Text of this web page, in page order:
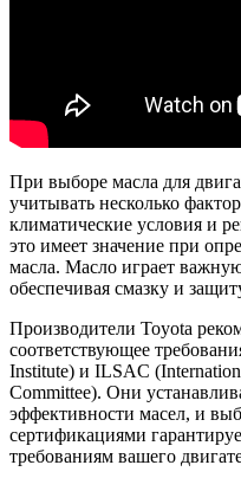
При выборе масла для
учитывать несколько
климатические условия и
это имеет значение при
масла. Масло играет
обеспечивая смазку и
Производители Toyota
соответствующее
Institute) и ILSAC
Committee). Они
эффективности масел, и
сертификациями
требованиям вашего